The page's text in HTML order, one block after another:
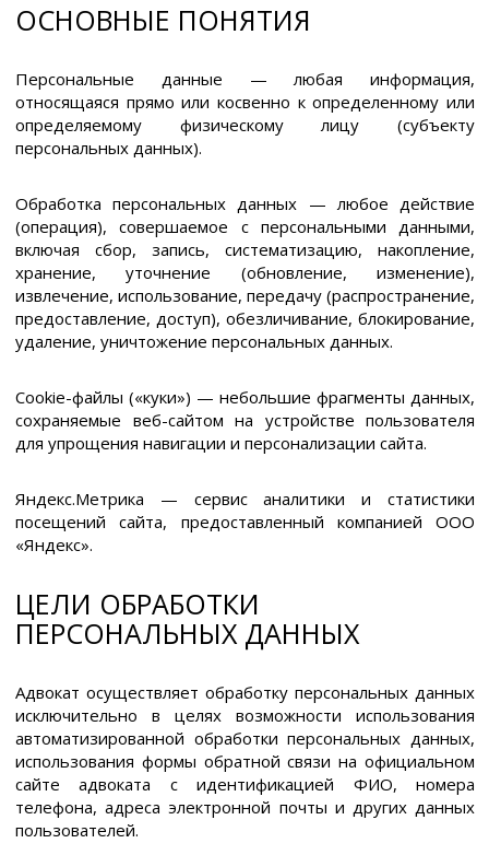
ОСНОВНЫЕ ПОНЯТИЯ
Персональные данные — любая информация,
относящаяся прямо или косвенно к определенному или
определяемому физическому лицу (субъекту
персональных данных).
Обработка персональных данных — любое действие
(операция), совершаемое с персональными данными,
включая сбор, запись, систематизацию, накопление,
хранение, уточнение (обновление, изменение),
извлечение, использование, передачу (распространение,
предоставление, доступ), обезличивание, блокирование,
удаление, уничтожение персональных данных.
Cookie-файлы («куки») — небольшие фрагменты данных,
сохраняемые веб-сайтом на устройстве пользователя
для упрощения навигации и персонализации сайта.
Яндекс.Метрика — сервис аналитики и статистики
посещений сайта, предоставленный компанией ООО
«Яндекс».
ЦЕЛИ ОБРАБОТКИ
ПЕРСОНАЛЬНЫХ ДАННЫХ
Адвокат осуществляет обработку персональных данных
исключительно в целях возможности использования
автоматизированной обработки персональных данных,
использования формы обратной связи на официальном
сайте адвоката с идентификацией ФИО, номера
телефона, адреса электронной почты и других данных
пользователей.